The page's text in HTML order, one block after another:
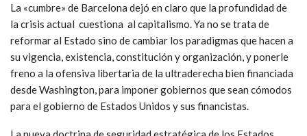
La «cumbre» de Barcelona dejó en claro que la profundidad de
la crisis actual cuestiona al capitalismo.Ya no se trata de
reformar al Estado sino de cambiar los paradigmas que hacen a
su vigencia, existencia, constitución y organización, y ponerle
freno a la ofensiva libertaria de la ultraderecha bien financiada
desde Washington, para imponer gobiernos que sean cómodos
para el gobierno de Estados Unidos y sus financistas.